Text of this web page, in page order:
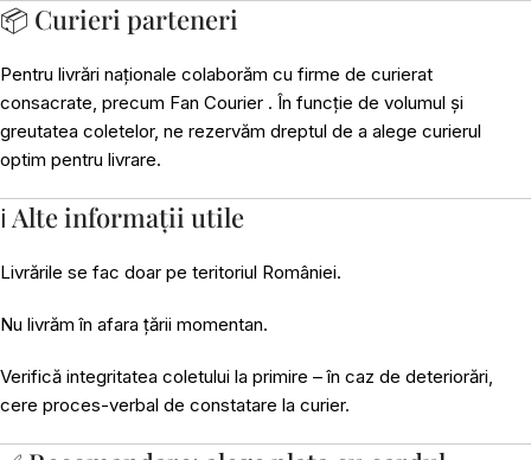
📦 Curieri parteneri
Pentru livrări naționale colaborăm cu firme de curierat
consacrate, precum Fan Courier . În funcție de volumul și
greutatea coletelor, ne rezervăm dreptul de a alege curierul
optim pentru livrare.
ℹ️ Alte informații utile
Livrările se fac doar pe teritoriul României.
Nu livrăm în afara țării momentan.
Verifică integritatea coletului la primire – în caz de deteriorări,
cere proces-verbal de constatare la curier.